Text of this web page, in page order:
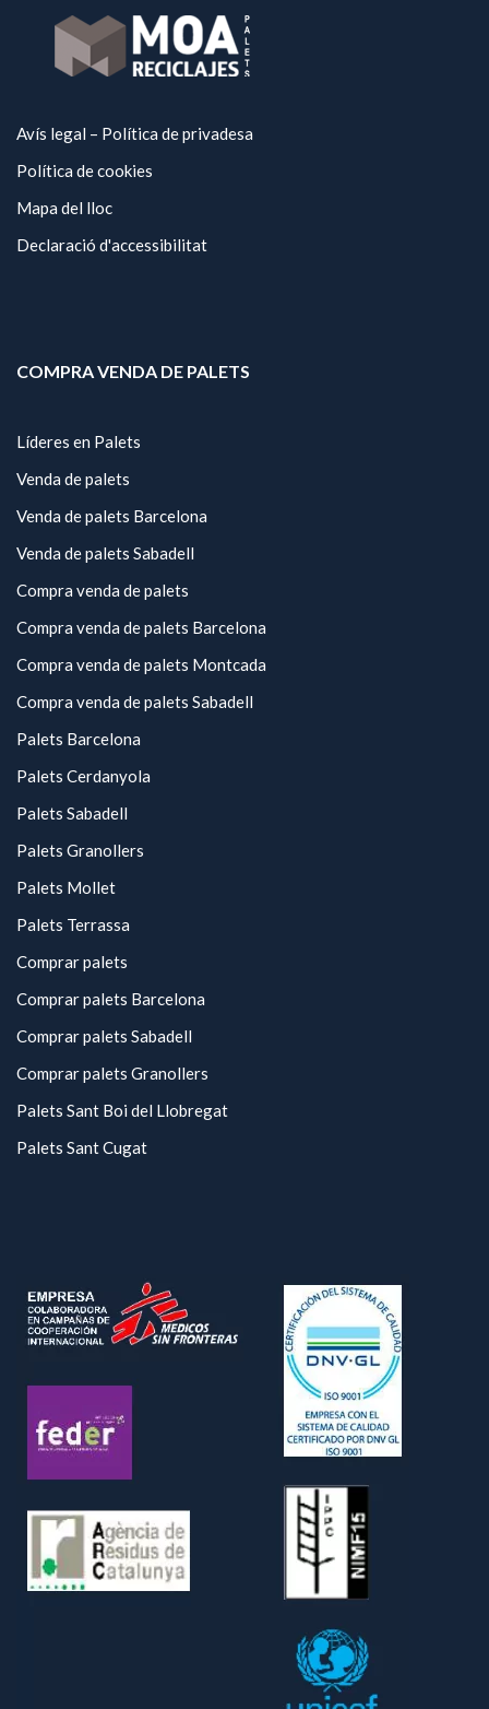
Avís legal – Política de privadesa
Política de cookies
Mapa del lloc
Declaració d'accessibilitat
COMPRA VENDA DE PALETS
Líderes en Palets
Venda de palets
Venda de palets Barcelona
Venda de palets Sabadell
Compra venda de palets
Compra venda de palets Barcelona
Compra venda de palets Montcada
Compra venda de palets Sabadell
Palets Barcelona
Palets Cerdanyola
Palets Sabadell
Palets Granollers
Palets Mollet
Palets Terrassa
Comprar palets
Comprar palets Barcelona
Comprar palets Sabadell
Comprar palets Granollers
Palets Sant Boi del Llobregat
Palets Sant Cugat